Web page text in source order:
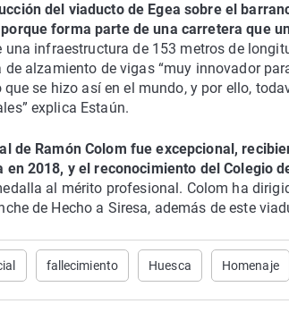
del viaducto de Egea sobre el
forma parte de una carretera que
una infraestructura de 153 metros de
alzamiento de vigas “muy innovador
que se hizo así en el mundo, y por ello,
explica Estaún.
de Ramón Colom fue excepcional,
en 2018, y el reconocimiento del Colegio
al mérito profesional. Colom ha
de Hecho a Siresa, además de este
fallecimiento Huesca Homenaje